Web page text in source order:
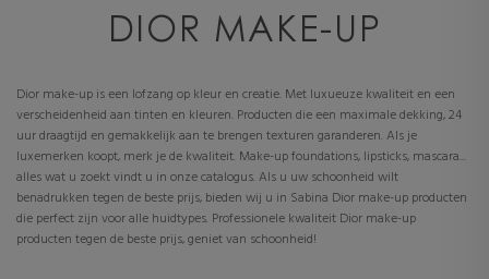
DIOR MAKE-UP
Dior make-up is een lofzang op kleur en creatie. Met luxueuze kwaliteit en een
verscheidenheid aan tinten en kleuren. Producten die een maximale dekking, 24
uur draagtijd en gemakkelijk aan te brengen texturen garanderen. Als je
luxemerken koopt, merk je de kwaliteit. Make-up foundations, lipsticks, mascara...
alles wat u zoekt vindt u in onze catalogus. Als u uw schoonheid wilt
benadrukken tegen de beste prijs, bieden wij u in Sabina Dior make-up producten
die perfect zijn voor alle huidtypes. Professionele kwaliteit Dior make-up
producten tegen de beste prijs, geniet van schoonheid!